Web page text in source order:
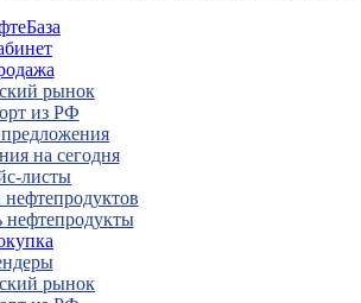
рынок
из РФ
на сегодня
листы
нефтепродукты
рынок